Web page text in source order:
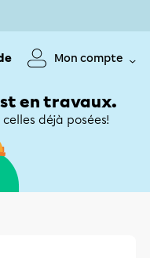
Mon compte
en travaux.
déjà posées!